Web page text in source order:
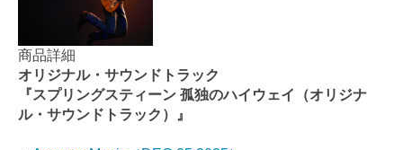
商品詳細
オリジナル・サウンドトラック
『スプリングスティーン 孤独のハイウェイ（オリジナ
ル・サウンドトラック）』